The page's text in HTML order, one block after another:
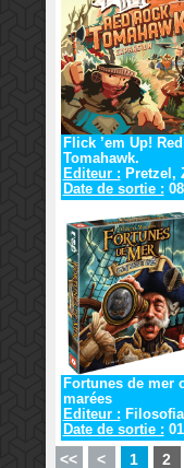
Flick ’em Up!
Tomahawk.
Editeur : Pretzel,
Date de sortie :
Fortunes de mer
marées
Editeur : Filosofia
Date de sortie :
<< < 1 2